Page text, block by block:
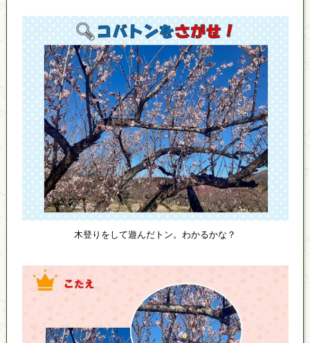
木登りをして遊んだトン。わかるかな？